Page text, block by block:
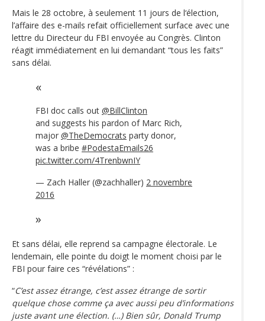
Mais le 28 octobre, à seulement 11 jours de l‘élection,
l’affaire des e-mails refait officiellement surface avec une
lettre du Directeur du FBI envoyée au Congrès. Clinton
réagit immédiatement en lui demandant “tous les faits”
sans délai.
FBI doc calls out @BillClinton
and suggests his pardon of Marc Rich,
major @TheDemocrats party donor,
was a bribe #PodestaEmails26
pic.twitter.com/4TrenbwnIY
— Zach Haller (@zachhaller) 2 novembre
2016
Et sans délai, elle reprend sa campagne électorale. Le
lendemain, elle pointe du doigt le moment choisi par le
FBI pour faire ces “révélations” :
“C’est assez étrange, c’est assez étrange de sortir
quelque chose comme ça avec aussi peu d’informations
juste avant une élection. (…) Bien sûr, Donald Trump